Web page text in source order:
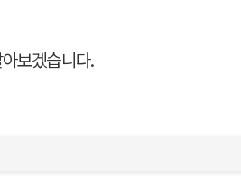
보겠습니다.